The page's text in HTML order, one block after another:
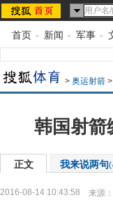
首页 - 新闻 - 军事 -
> 奥运射箭 >
韩国射箭
正文 我来说两句(
2016-08-14 10:43:58 来源：